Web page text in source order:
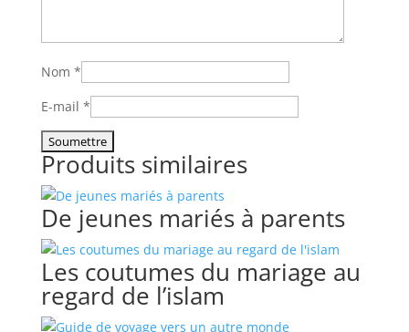
Nom *
E-mail *
Produits similaires
De jeunes mariés à parents
Les coutumes du mariage au
regard de l’islam